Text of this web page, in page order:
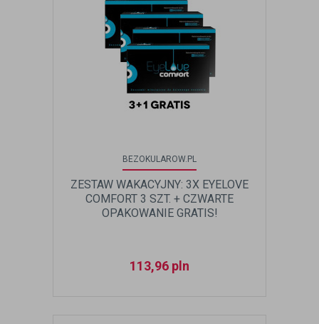
BEZOKULAROW.PL
ZESTAW WAKACYJNY: 3X EYELOVE
COMFORT 3 SZT. + CZWARTE
OPAKOWANIE GRATIS!
113,96 pln